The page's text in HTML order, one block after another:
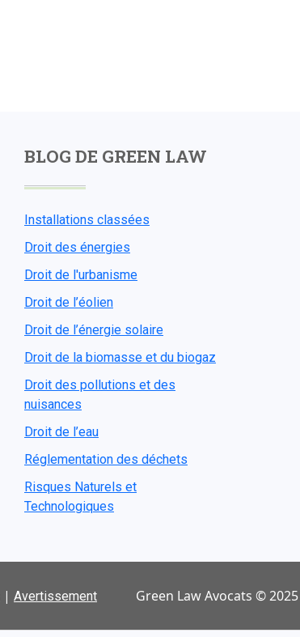
BLOG DE GREEN LAW
Installations classées
Droit des énergies
Droit de l'urbanisme
Droit de l’éolien
Droit de l’énergie solaire
Droit de la biomasse et du biogaz
Droit des pollutions et des
nuisances
Droit de l’eau
Réglementation des déchets
Risques Naturels et
Technologiques
| Avertissement Green Law Avocats ©